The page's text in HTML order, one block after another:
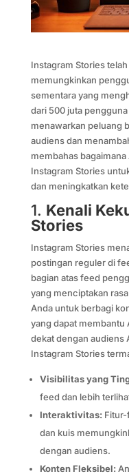
Instagram Stories
memungkinkan
sementara yang
dari 500 juta
menawarkan peluang
audiens dan
membahas
Instagram Stories
dan meningkatkan
1. Kenali
Stories
Instagram Stories
postingan reguler di
bagian atas feed
yang menciptakan
Anda untuk berbagi
yang dapat membantu
dekat dengan audiens
Instagram Stories
Visibilitas yang
feed dan lebih
Interaktivitas:
dan kuis
dengan audiens.
Konten Fleksibel: